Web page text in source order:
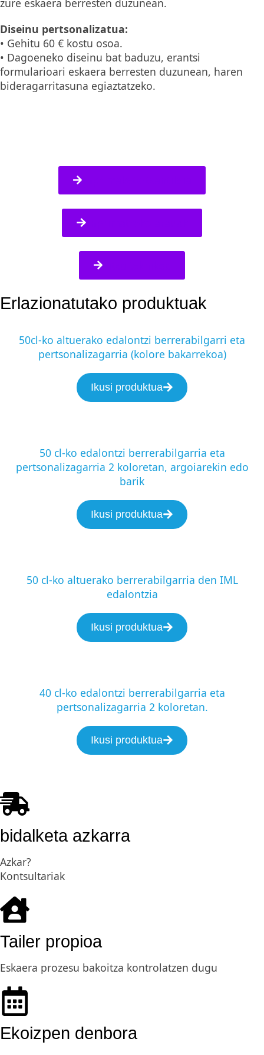
Diseinu pertsonalizatua:
• Gehitu 60 € kostu osoa.
• Dagoeneko diseinu bat baduzu, erantsi
formularioari eskaera berresten duzunean, haren
bideragarritasuna egiaztatzeko.
Erlazionatutako produktuak
50cl-ko altuerako edalontzi berrerabilgarri eta
pertsonalizagarria (kolore bakarrekoa)
Ikusi produktua
50 cl-ko edalontzi berrerabilgarria eta
pertsonalizagarria 2 koloretan, argoiarekin edo
barik
Ikusi produktua
50 cl-ko altuerako berrerabilgarria den IML
edalontzia
Ikusi produktua
40 cl-ko edalontzi berrerabilgarria eta
pertsonalizagarria 2 koloretan.
Ikusi produktua
bidalketa azkarra
Azkar?
Kontsultariak
Tailer propioa
Eskaera prozesu bakoitza kontrolatzen dugu
Ekoizpen denbora